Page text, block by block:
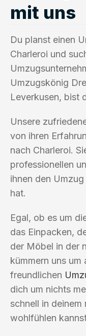
mit uns
Du planst einen
Charleroi und
Umzugskönig
Leverkusen, bist
Unsere
von ihren
nach Charleroi.
professionellen
ihnen den
hat.
Egal, ob es um
das Einpacken,
der Möbel in der
kümmern uns um
freundlichen
dich um nichts
schnell in deinem
wohlfühlen